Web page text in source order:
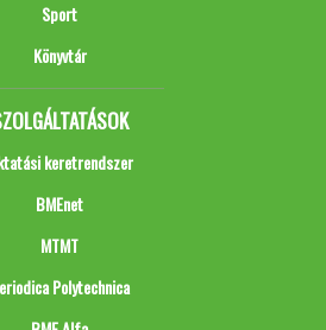
Sport
Könyvtár
keretrendszer
BMEnet
MTMT
Polytechnica